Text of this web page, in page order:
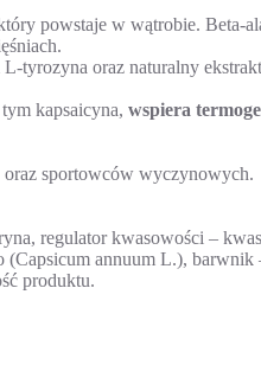
powstaje w wątrobie. Beta-
oraz naturalny
kapsaicyna, wspiera
oraz sportowców wyczynowych.
regulator kwasowości –
(Capsicum annuum L.), barwnik
produktu.